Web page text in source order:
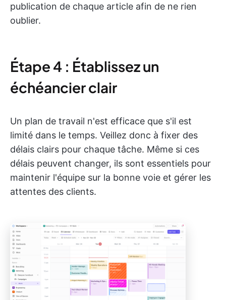
publication de chaque article afin de ne rien
oublier.
Étape 4 : Établissez un
échéancier clair
Un plan de travail n'est efficace que s'il est
limité dans le temps. Veillez donc à fixer des
délais clairs pour chaque tâche. Même si ces
délais peuvent changer, ils sont essentiels pour
maintenir l'équipe sur la bonne voie et gérer les
attentes des clients.